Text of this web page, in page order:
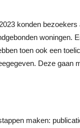
konden
woningen.
toen ook een
Deze gaan
maken: